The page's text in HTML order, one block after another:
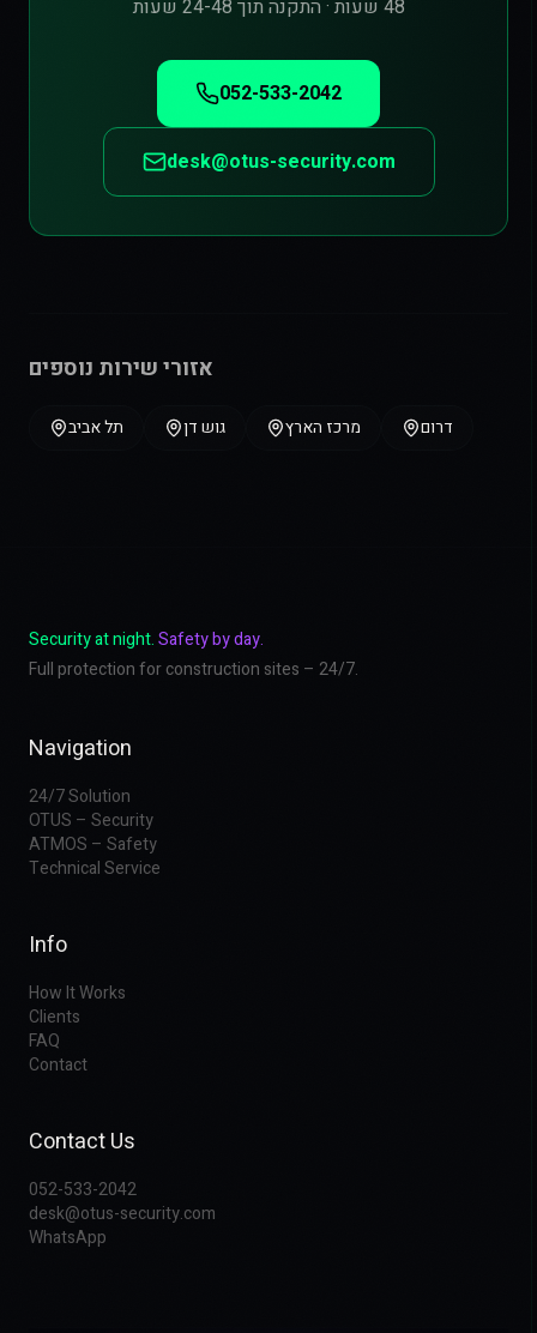
48 שעות · התקנה תוך 24-48 שעות
052-533-2042
desk@otus-security.com
אזורי שירות נוספים
תל אביב גוש דן מרכז הארץ דרום
Security at night.Safety by day.
Full protection for construction sites – 24/7.
Navigation
24/7 Solution
OTUS – Security
ATMOS – Safety
Technical Service
Info
How It Works
Clients
FAQ
Contact
Contact Us
052-533-2042
desk@otus-security.com
WhatsApp